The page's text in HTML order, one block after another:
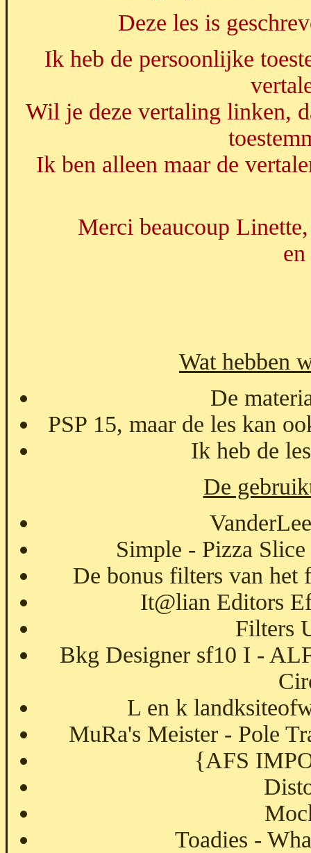
Deze les is
Ik heb de persoonlijke
Wil je deze vertaling linken,
Ik ben alleen maar de
Merci beaucoup
Wat hebben
De
PSP 15, maar de les kan
Ik heb de
De
Simple - Pizza
De bonus filters van
It@lian Editors
Filters
Bkg Designer sf10 I -
L en k
MuRa's Meister - Pole
{AFS
Toadies -